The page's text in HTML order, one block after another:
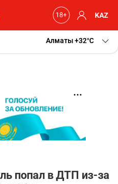
KAZ
Алматы+32 C
попал в ДТП из-за